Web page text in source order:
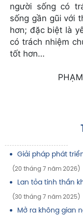
người sống có
sống gần gũi với
hơn; đặc biệt là
có trách nhiệm
tốt hơn…
Giải pháp phát
(20 tháng 7 năm 2026)
Lan tỏa tinh thần
(30 tháng 7 năm 2025)
Mở ra không gian